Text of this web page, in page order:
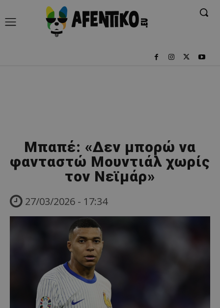
Μπαπέ: «Δεν μπορώ να
φανταστώ Μουντιάλ χωρίς
τον Νεϊμάρ»
27/03/2026 - 17:34